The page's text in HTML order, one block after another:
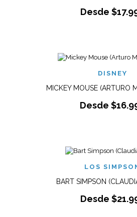
Desde $
DISNEY
MICKEY MOUSE (ARTURO
Desde $
LOS
BART SIMPSON
Desde $